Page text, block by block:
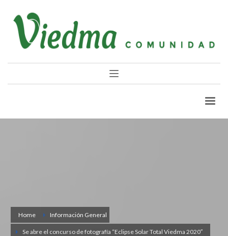
Home Información General
Se abre el concurso de fotografía “Eclipse Solar Total Viedma 2020″